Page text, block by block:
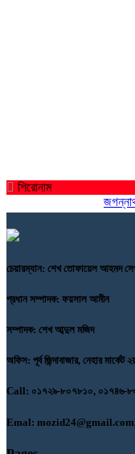
শিরোনাম
চেয়ারম্যান: শেখ তোফায়েল আহমদ
প্রধান সম্পাদক: ফয়সাল আমীন
সম্পাদক: শেখ আব্দুল মজিদ
অফিস: পূর্ব জিন্দাবাজার, নেহার মার্কেট
Call: ০১৭২৯-৮০৭৮১০, ০১৭৪৬-
Emal: